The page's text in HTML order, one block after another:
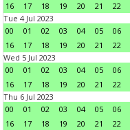
16
17 18 19 20 21 22
Tue 4 Jul 2023
00
01 02 03 04 05 06
16
17 18 19 20 21 22
Wed 5 Jul 2023
00
01 02 03 04 05 06
16
17 18 19 20 21 22
Thu 6 Jul 2023
00
01 02 03 04 05 06
16
17 18 19 20 21 22